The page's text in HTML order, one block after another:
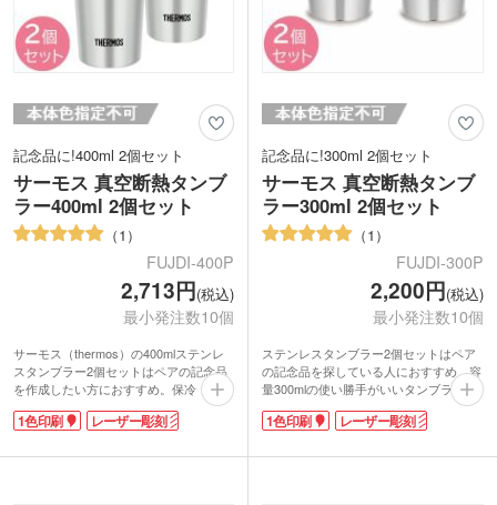
記念品に!400ml 2個セット
サーモス 真空断熱タンブ
ラー400ml 2個セット
1
FUJDI-400P
2,713円(税込)
最小発注数10個
サーモス（thermos）の400mlステンレ
スタンブラー2個セットはペアの記念品
を作成したい方におすすめ。保冷・保温
に優れたステンレス製のタンブラーは定
番の人気商品です。
セットは1色・レーザー彫刻のオリジナ
1色印刷 レーザー彫刻
記念品に!300ml 2個セット
サーモス 真空断熱タンブ
ラー300ml 2個セット
1
FUJDI-300P
2,200円(税込)
最小発注数10個
ステンレスタンブラー2個セットはペア
の記念品を探している人におすすめ。容
量300mlの使い勝手がいいタンブラーで
す。ステンレス素材で保冷と保温が長く
続きます。
セットは名入れ印刷が可能です。会社や
1色印刷 レーザー彫刻